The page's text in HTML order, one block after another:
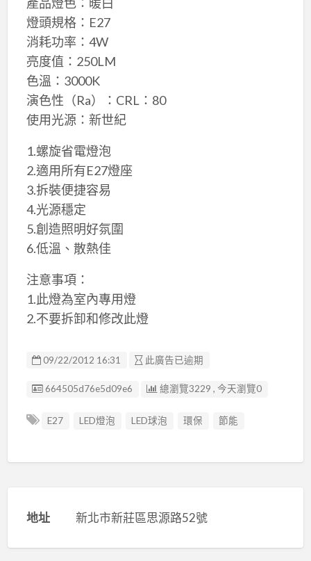
燈頭規格：E27
消耗功率：4W
亮度值：250LM
色溫：3000K
演色性（Ra）：CRL：80
使用光源：新世紀
1.螺旋省電燈泡
2.適用所有E27燈座
3.拆裝便捷容易
4.光源穩定
5.創造照明好氛圍
6.低溫、散熱佳
注意事項：
1.此燈為室內專用燈
2.不要拆卸和修改此燈
09/22/2012 16:31 此廣告已逾期
廣告编號
664505d76e5d09e6 總瀏覽3229 , 今天瀏覽0
E27 LED燈泡 LED球泡 環保 節能
地址 新北市新莊區思源路52號